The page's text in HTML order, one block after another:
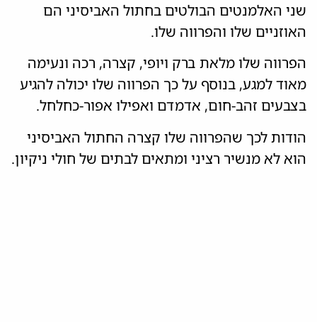
שני האלמנטים הבולטים בחתול האביסיני הם
האוזניים שלו והפרווה שלו.
הפרווה שלו מלאת ברק ויופי, קצרה, רכה ונעימה
מאוד למגע, בנוסף על כך הפרווה שלו יכולה להגיע
בצבעים זהב-חום, אדמדם ואפילו אפור-כחלחל.
הודות לכך שהפרווה שלו קצרה החתול האביסיני
הוא לא מנשיר רציני ומתאים לבתים של חולי ניקיון.